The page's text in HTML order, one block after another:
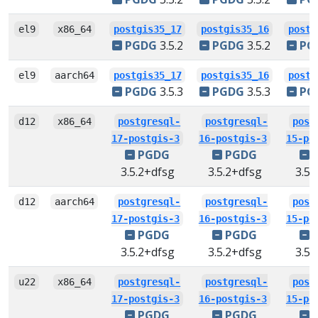
el9 x86_64 postgis35_17
PGDG 3.5.2
postgis35_16
PGDG 3.5.2
el9 aarch64 postgis35_17
PGDG 3.5.3
postgis35_16
PGDG 3.5.3
d12 x86_64
postgresql-
17-postgis-3
PGDG
3.5.2+dfsg
postgresql-
16-postgis-3
PGDG
3.5.2+dfsg
15-
d12 aarch64
postgresql-
17-postgis-3
PGDG
3.5.2+dfsg
postgresql-
16-postgis-3
PGDG
3.5.2+dfsg
15-
u22 x86_64
postgresql-
17-postgis-3
postgresql-
16-postgis-3
15-